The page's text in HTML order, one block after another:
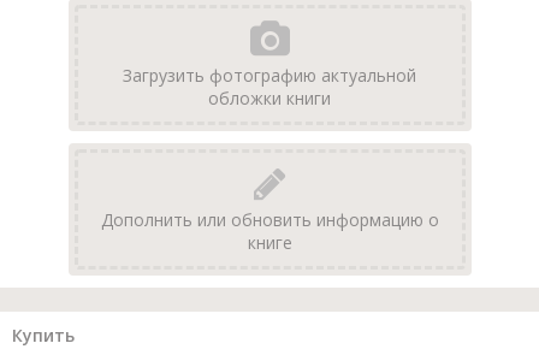
Загрузить фотографию актуальной
обложки книги
Дополнить или обновить информацию о
книге
Купить